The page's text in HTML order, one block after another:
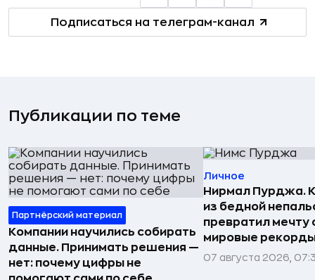
Подписаться на телеграм-канал
Публикации по теме
Партнёрский материал
Компании научились собирать
данные. Принимать решения —
нет: почему цифры не
Личное
Нирмал Пурджа.
из бедной
превратил мечту
мировые рекорды
07 августа 2026,